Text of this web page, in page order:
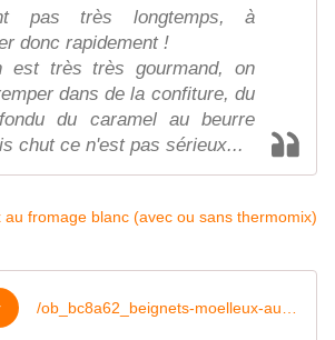
pas très longtemps, à
donc rapidement !
est très très gourmand, on
dans de la confiture, du
du caramel au beurre
chut ce n'est pas sérieux...